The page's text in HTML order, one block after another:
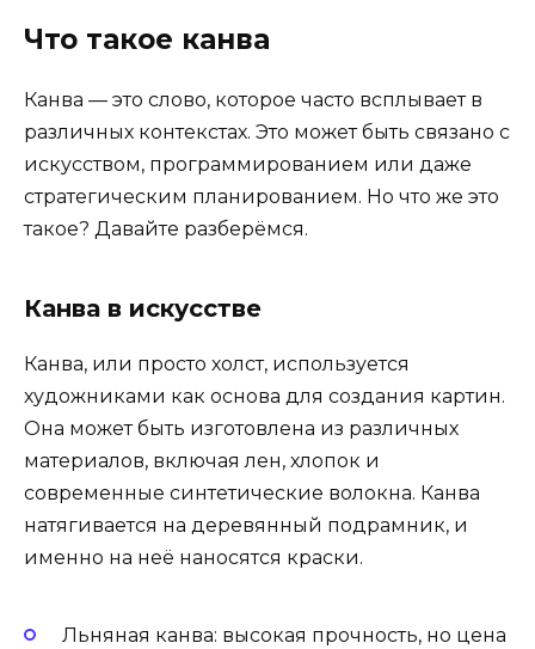
Что такое канва
Канва — это слово, которое часто всплывает в
различных контекстах. Это может быть связано с
искусством, программированием или даже
стратегическим планированием. Но что же это
такое? Давайте разберёмся.
Канва в искусстве
Канва, или просто холст, используется
художниками как основа для создания картин.
Она может быть изготовлена из различных
материалов, включая лен, хлопок и
современные синтетические волокна. Канва
натягивается на деревянный подрамник, и
именно на неё наносятся краски.
Льняная канва: высокая прочность, но цена